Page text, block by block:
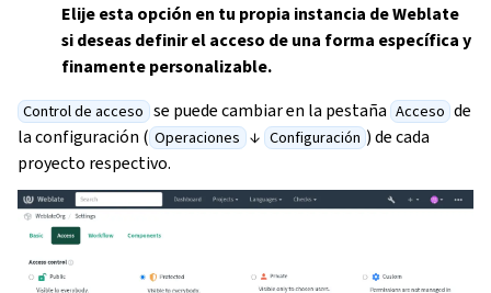
Elije esta opción en tu propia instancia de Weblate
si deseas definir el acceso de una forma específica y
finamente personalizable.
Control de acceso se puede cambiar en la pestaña Acceso de
la configuración ( Operaciones ↓ Configuración ) de cada
proyecto respectivo.